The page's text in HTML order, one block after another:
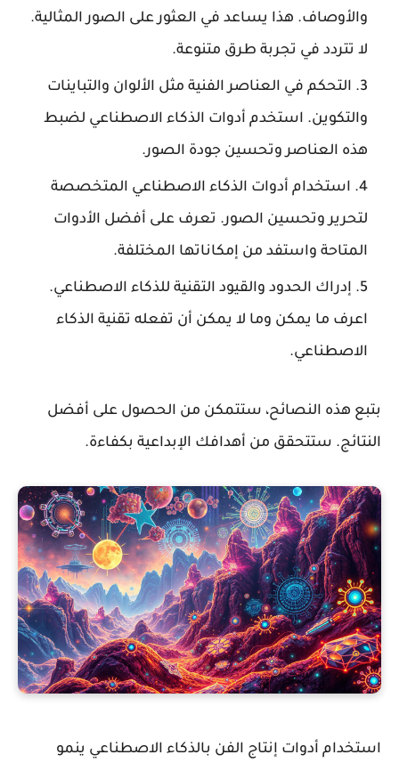
والأوصاف. هذا يساعد في العثور على الصور المثالية.
لا تتردد في تجربة طرق متنوعة.
التحكم في العناصر الفنية مثل الألوان والتباينات
والتكوين. استخدم أدوات الذكاء الاصطناعي لضبط
هذه العناصر وتحسين جودة الصور.
استخدام أدوات الذكاء الاصطناعي المتخصصة
لتحرير وتحسين الصور. تعرف على أفضل الأدوات
المتاحة واستفد من إمكاناتها المختلفة.
إدراك الحدود والقيود التقنية للذكاء الاصطناعي.
اعرف ما يمكن وما لا يمكن أن تفعله تقنية الذكاء
الاصطناعي.
بتبع هذه النصائح، ستتمكن من الحصول على أفضل
النتائج. ستتحقق من أهدافك الإبداعية بكفاءة.
استخدام أدوات إنتاج الفن بالذكاء الاصطناعي ينمو